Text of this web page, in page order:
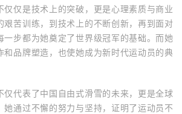
仅仅是技术上的突破，更是心理素质与商业
艰苦训练，到技术上的不断创新，再到面对
一步都为她奠定了世界级冠军的基础。而她
和品牌塑造，也使她成为新时代运动员的典
仅代表了中国自由式滑雪的未来，更是全球
她通过不懈的努力与坚持，证明了运动员不